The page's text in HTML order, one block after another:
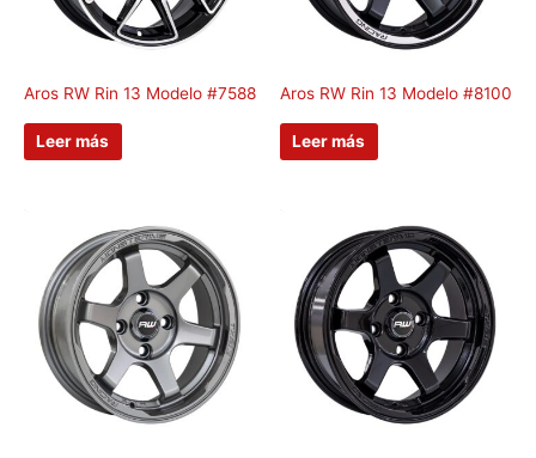
Aros RW Rin 13 Modelo #7588
Leer más
Aros RW Rin 13 Modelo #8100
Leer más